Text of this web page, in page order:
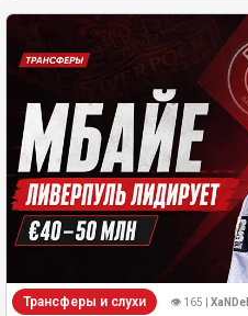
Трансферы и слухи 👁 165 |